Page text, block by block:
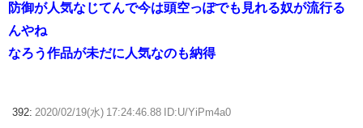
防御が人気なじてんで今は頭空っぽでも見れる奴が流行る
んやね
なろう作品が未だに人気なのも納得
392: 2020/02/19(水) 17:24:46.88 ID:U/YiPm4a0